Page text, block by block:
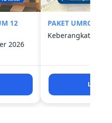
12
2026
PAKET UMROH
Keberangkatan
Lihat